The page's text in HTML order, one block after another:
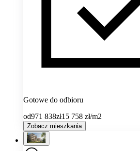
Gotowe do odbioru
od971 838zł15 758 zł/m2
Zobacz mieszkania